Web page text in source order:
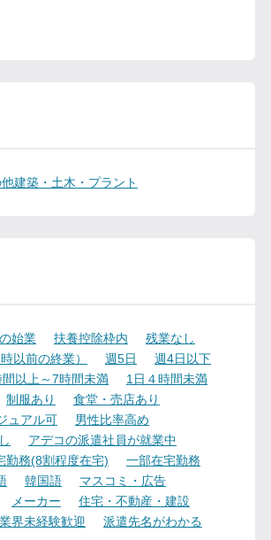
建築・土木・プラント
始業 扶養控除枠内
残業なし
以前の終業） 週5日
週4日以下
間以上～7時間未満
1日４時間未満
制服あり
食堂・売店あり
ュアル可
男性比率高め
アデコの派遣社員が就業中
勤務(8割程度在宅)
一部在宅勤務
韓国語
マスコミ・広告
メーカー
住宅・不動産・建設
業界未経験歓迎
派遣先名がわかる